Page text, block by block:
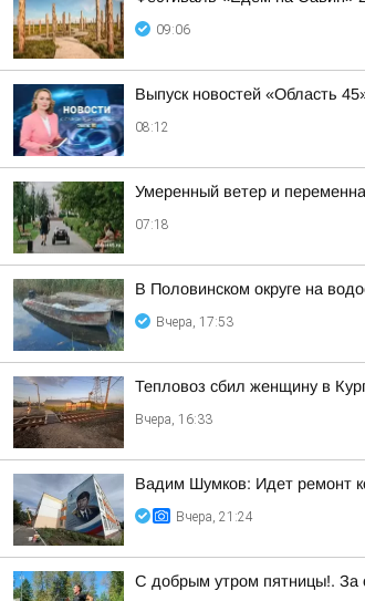
09:06
Выпуск новостей «Область
08:12
Умеренный ветер и
07:18
В Половинском округе на
Вчера, 17:53
Тепловоз сбил женщину в
Вчера, 16:33
Вадим Шумков: Идет ремонт
Вчера, 21:24
С добрым утром пятницы!. За